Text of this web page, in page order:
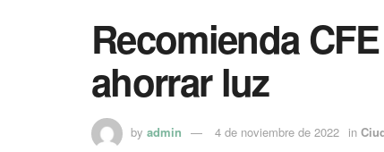
Recomienda
ahorrar luz
by admin 4 de noviembre de 2022 in